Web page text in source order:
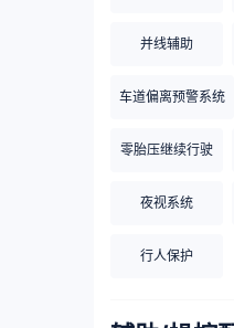
并线辅助
车道偏离预警系统
零胎压继续行驶
夜视系统
行人保护